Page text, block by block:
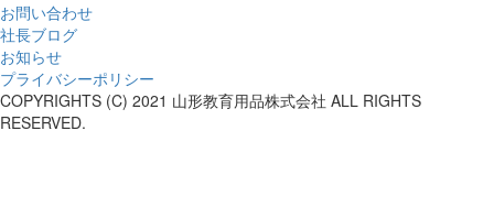
お問い合わせ
社長ブログ
お知らせ
プライバシーポリシー
COPYRIGHTS (C) 2021 山形教育用品株式会社 ALL RIGHTS
RESERVED.